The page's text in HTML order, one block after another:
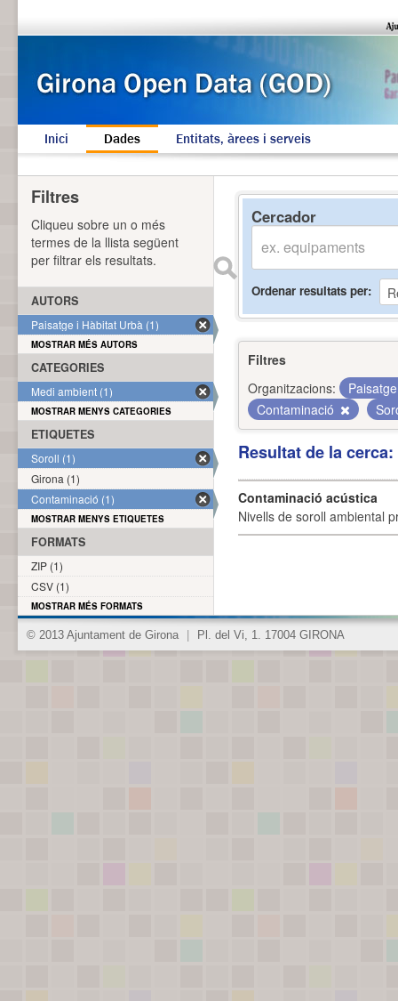
Inici Dades Entitats, àrees i serveis
Cercador
Ordenar resultats per
Filtres
Organitzacions:
Contaminació
Resultat de la
Contaminació acústica
Nivells de soroll ambiental
Filtres
Cliqueu sobre un o més
termes de la llista següent
per filtrar els resultats.
AUTORS
Paisatge i Hàbitat Urbà (1)
MOSTRAR MÉS AUTORS
CATEGORIES
Medi ambient (1)
MOSTRAR MENYS CATEGORIES
ETIQUETES
Soroll (1)
Girona (1)
Contaminació (1)
MOSTRAR MENYS ETIQUETES
FORMATS
ZIP (1)
CSV (1)
MOSTRAR MÉS FORMATS
© 2013 Ajuntament de Girona Pl. del Vi, 1. 17004 GIRONA